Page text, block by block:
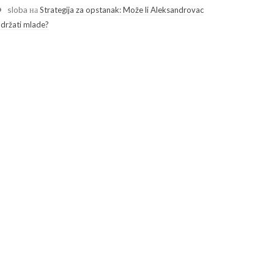
sloba наStrategija za opstanak: Može li Aleksandrovac
mlade?